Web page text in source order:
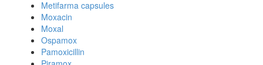
Metifarma capsules
Moxacin
Moxal
Ospamox
Pamoxicillin